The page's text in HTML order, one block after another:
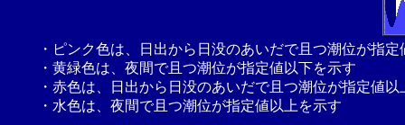
・ピンク色は、日出から日没のあいだで且つ潮位が指
・黄緑色は、夜間で且つ潮位が指定値以下を示す
・赤色は、日出から日没のあいだで且つ潮位が指定値以
・水色は、夜間で且つ潮位が指定値以上を示す